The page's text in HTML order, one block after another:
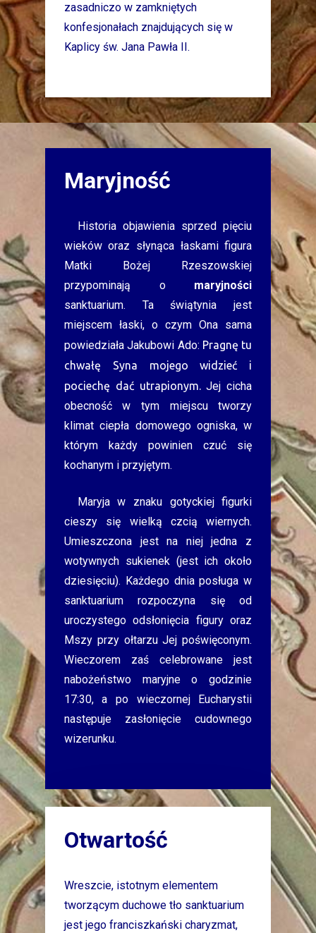
zasadniczo w zamkniętych
konfesjonałach znajdujących się w
Kaplicy św. Jana Pawła II.
Maryjność
Historia objawienia sprzed pięciu
wieków oraz słynąca łaskami figura
Matki Bożej Rzeszowskiej
przypominają o maryjności
sanktuarium. Ta świątynia jest
miejscem łaski, o czym Ona sama
powiedziała Jakubowi Ado: Pragnę tu
chwałę Syna mojego widzieć i
pociechę dać utrapionym.Jej cicha
obecność w tym miejscu tworzy
klimat ciepła domowego ogniska, w
którym każdy powinien czuć się
kochanym i przyjętym.
Maryja w znaku gotyckiej figurki
cieszy się wielką czcią wiernych.
Umieszczona jest na niej jedna z
wotywnych sukienek (jest ich około
dziesięciu). Każdego dnia posługa w
sanktuarium rozpoczyna się od
uroczystego odsłonięcia figury oraz
Mszy przy ołtarzu Jej poświęconym.
Wieczorem zaś celebrowane jest
nabożeństwo maryjne o godzinie
17:30, a po wieczornej Eucharystii
następuje zasłonięcie cudownego
wizerunku.
Otwartość
Wreszcie, istotnym elementem
tworzącym duchowe tło sanktuarium
jest jego franciszkański charyzmat,